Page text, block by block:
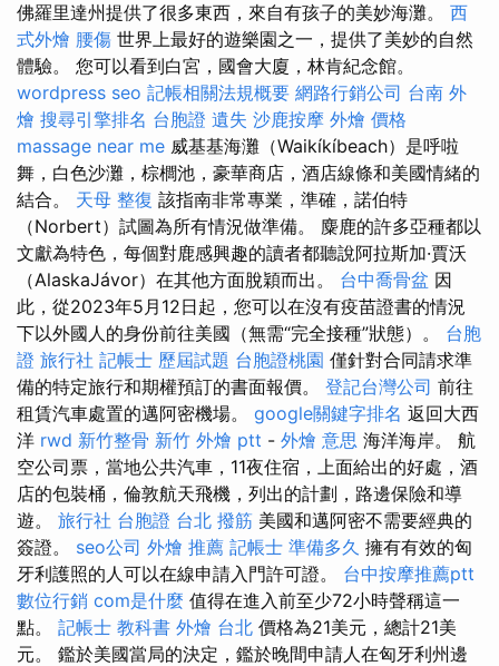
佛羅里達州提供了很多東西，來自有孩子的美妙海灘。 西
式外燴 腰傷 世界上最好的遊樂園之一，提供了美妙的自然
體驗。 您可以看到白宮，國會大廈，林肯紀念館。
wordpress seo 記帳相關法規概要 網路行銷公司 台南 外
燴 搜尋引擎排名 台胞證 遺失 沙鹿按摩 外燴 價格
massage near me 威基基海灘（Waikíkíbeach）是呼啦
舞，白色沙灘，棕櫚池，豪華商店，酒店線條和美國情緒的
結合。 天母 整復 該指南非常專業，準確，諾伯特
（Norbert）試圖為所有情況做準備。 麋鹿的許多亞種都以
文獻為特色，每個對鹿感興趣的讀者都聽說阿拉斯加·賈沃
（AlaskaJávor）在其他方面脫穎而出。 台中喬骨盆 因
此，從2023年5月12日起，您可以在沒有疫苗證書的情況
下以外國人的身份前往美國（無需“完全接種”狀態）。 台胞
證 旅行社 記帳士 歷屆試題 台胞證桃園 僅針對合同請求準
備的特定旅行和期權預訂的書面報價。 登記台灣公司 前往
租賃汽車處置的邁阿密機場。 google關鍵字排名 返回大西
洋 rwd 新竹整骨 新竹 外燴 ptt - 外燴 意思 海洋海岸。 航
空公司票，當地公共汽車，11夜住宿，上面給出的好處，酒
店的包裝桶，倫敦航天飛機，列出的計劃，路邊保險和導
遊。 旅行社 台胞證 台北 撥筋 美國和邁阿密不需要經典的
簽證。 seo公司 外燴 推薦 記帳士 準備多久 擁有有效的匈
牙利護照的人可以在線申請入門許可證。 台中按摩推薦ptt
數位行銷 com是什麼 值得在進入前至少72小時聲稱這一
點。 記帳士 教科書 外燴 台北 價格為21美元，總計21美
元。 鑑於美國當局的決定，鑑於晚間申請人在匈牙利州邊